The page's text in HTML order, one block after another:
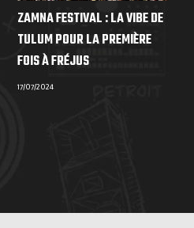
ZAMNA FESTIVAL : LA VIBE DE
TULUM POUR LA PREMIÈRE
FOIS À FRÉJUS
17/07/2024